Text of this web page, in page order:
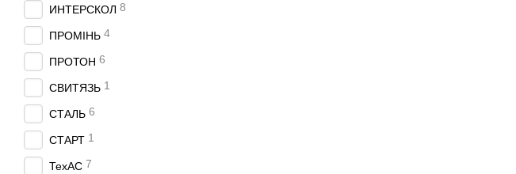
ИНТЕРСКОЛ 8
ПРОМІНЬ 4
ПРОТОН 6
СВИТЯЗЬ 1
СТАЛЬ 6
СТАРТ 1
ТехАС 7